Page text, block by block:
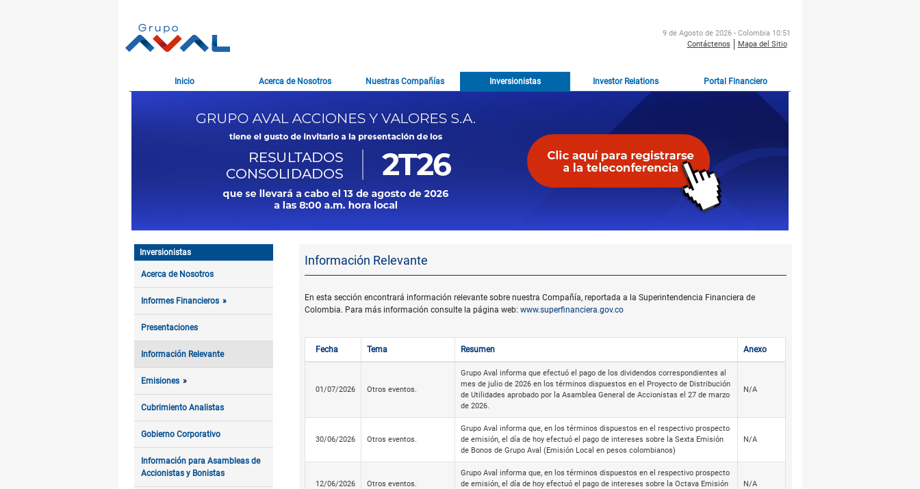
9 de Agosto de 2026 - Colombia 10:51
Contáctenos
Mapa del Sitio
Inicio Acerca de Nosotros Nuestras Compañías Inversionistas Investor Relations Portal Financiero
Inversionistas
Acerca de Nosotros
Informes Financieros
Presentaciones
Información Relevante
Emisiones
Cubrimiento Analistas
Gobierno Corporativo
Información para Asambleas de
Accionistas y Bonistas
Información Relevante
En esta sección encontrará información relevante sobre nuestra Compañía, reportada a la Superintendencia Financiera de
Colombia. Para más información consulte la página web:www.superfinanciera.gov.co
Fecha Tema Resumen Anexo
01/07/2026 Otros eventos.
Grupo Aval informa que efectuó el pago de los dividendos correspondientes al
mes de julio de 2026 en los términos dispuestos en el Proyecto de Distribución
de Utilidades aprobado por la Asamblea General de Accionistas el 27 de marzo
de 2026.
N/A
30/06/2026 Otros eventos.
Grupo Aval informa que, en los términos dispuestos en el respectivo prospecto
de emisión, el día de hoy efectuó el pago de intereses sobre la Sexta Emisión
de Bonos de Grupo Aval (Emisión Local en pesos colombianos)
N/A
12/06/2026 Otros eventos.
Grupo Aval informa que, en los términos dispuestos en el respectivo prospecto
de emisión, el día de hoy efectuó el pago de intereses sobre la Octava Emisión
N/A